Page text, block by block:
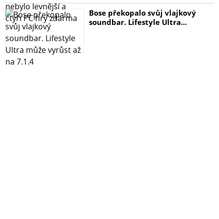
- Robustní MDF konstrukce
- Ochranný grill chránící subwoofer před poškozením
- Nožičky umožňující nasměrovat box do podlahy
Bose překopalo svůj vlajkový
soundbar. Lifestyle Ultra...